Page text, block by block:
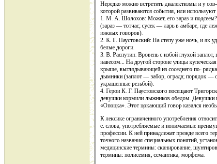
Нередко можно встретить диалектизмы и у
которой развиваются события, или
1. М. А. Шолохов: Может, его зараз и подсеем?
(зараз — тотчас; сусек — ларь в амбаре, где
южных говоров).
2. К. Г. Паустовский: На степу уже ночь, и як
белые дороги.
3. В. Распутин: Вровень с избой глухой
навесом... На другой стороне улицы
крыше, выглядывающей из соседнего по-
дымники (заплот — забор, ограда; порядок
украшенные резьбой).
4. Герои К. Г. Паустовского посещают
девушки кормили лыжников обедом.
«Опоцка». Этот цокающий говор казался
К лексике ограниченного употребления
е. слова, употребляемые и понимаемые
профессии. К ней принадлежат прежде всего
точного названия специальных понятий,
медицинские термины: сканирование,
термины: полисемия, семантика, морфема.